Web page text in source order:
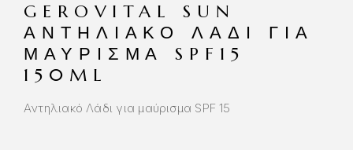
GEROVITAL SUN
ΑΝΤΗΛΙΑΚΌ ΛΆΔΙ ΓΙΑ
ΜΑΎΡΙΣΜΑ SPF15
150ML
Αντηλιακό Λάδι για μαύρισμα SPF 15